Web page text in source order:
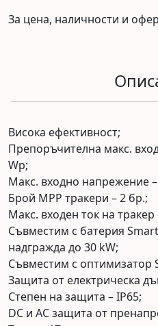
За цена, наличности и
Висока ефективност;
Препоръчителна макс.
Wp;
Макс. входно напрежение –
Брой MPP тракери – 2 бр.;
Макс. входен ток на тракер
Съвместим с батерия
надгражда до 30 kW;
Съвместим с оптимизатор
Защита от електрическа
Степен на защита – IP65;
DC и AC защита от